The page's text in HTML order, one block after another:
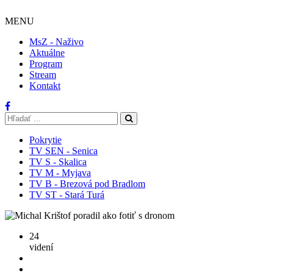
MENU
MsZ - Naživo
Aktuálne
Program
Stream
Kontakt
Pokrytie
TV SEN - Senica
TV S - Skalica
TV M - Myjava
TV B - Brezová pod Bradlom
TV ST - Stará Turá
24
videní